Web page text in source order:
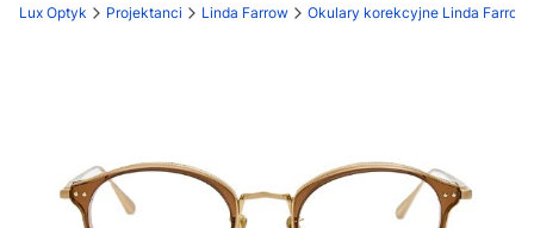
Lux Optyk Projektanci Linda Farrow Okulary korekcyjne Linda Farrow